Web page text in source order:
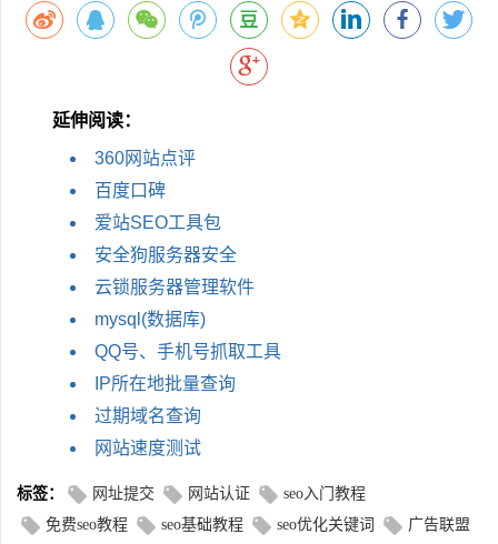
延伸阅读：
360网站点评
百度口碑
爱站SEO工具包
安全狗服务器安全
云锁服务器管理软件
mysql(数据库)
QQ号、手机号抓取工具
IP所在地批量查询
过期域名查询
网站速度测试
标签： 网址提交 网站认证
seo入门教程
免费seo教程
seo基础教程 seo优化关键词
广告联盟